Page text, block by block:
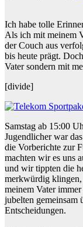
Ich habe tolle
Als ich mit meinem
der Couch aus
bis heute prägt.
Vater sondern mit
[divide]
Samstag ab 15:00
Jugendlicher war
die Vorberichte zur
machten wir es uns
und wir tippten die
merkwürdig klingen,
meinem Vater
jubelten gemeinsam
Entscheidungen.